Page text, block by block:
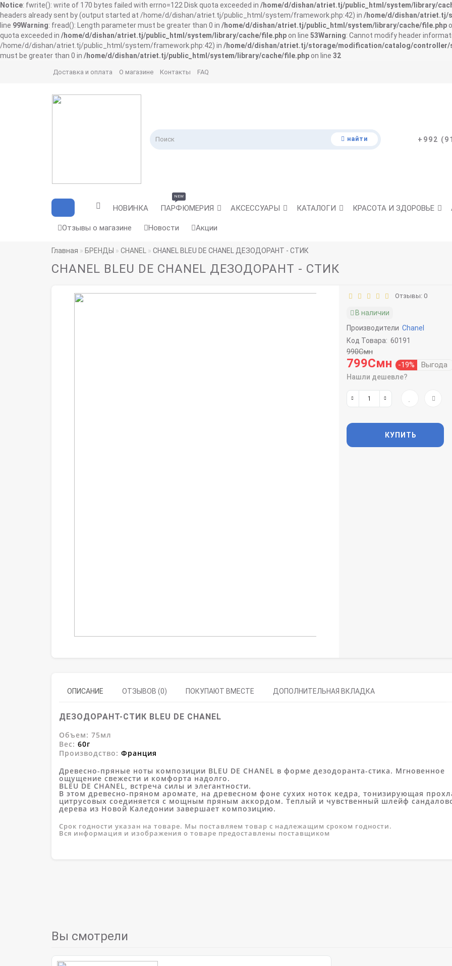
Notice: fwrite(): write of 170 bytes failed with errno=122 Disk quota exceeded in /home/d/dishan/atriet.tj/public_html/system/library/
headers already sent by (output started at /home/d/dishan/atriet.tj/public_html/system/framework.php:42) in /home/d/dishan/
line 99Warning: fread(): Length parameter must be greater than 0 in /home/d/dishan/atriet.tj/public_html/system/library/cache/file.php
quota exceeded in /home/d/dishan/atriet.tj/public_html/system/library/cache/file.php on line 53Warning: Cannot modify header
/home/d/dishan/atriet.tj/public_html/system/framework.php:42) in /home/d/dishan/atriet.tj/storage/modification/catalog/controller/
must be greater than 0 in /home/d/dishan/atriet.tj/public_html/system/library/cache/file.php on line 32
Доставка и оплата О магазине Контакты FAQ
найти +992
НОВИНКА ПАРФЮМЕРИЯ
NEW
АКСЕССУАРЫ КАТАЛОГИ КРАСОТА И ЗДОРОВЬЕ
Отзывы о магазине Новости Акции
Главная БРЕНДЫ CHANEL CHANEL BLEU DE CHANEL ДЕЗОДОРАНТ - СТИК
CHANEL BLEU DE CHANEL ДЕЗОДОРАНТ - СТИК
Отзывы: 0
В наличии
Производители Chanel
Код Товара: 60191
990Смн
799Смн -19% Выгода
Нашли дешевле?
КУПИТЬ
ОПИСАНИЕ ОТЗЫВОВ (0) ПОКУПАЮТ ВМЕСТЕ ДОПОЛНИТЕЛЬНАЯ ВКЛАДКА
ДЕЗОДОРАНТ-СТИК BLEU DE CHANEL
Объем: 75мл
Вес: 60г
Производство: Франция
Древесно-пряные ноты композиции BLEU DE CHANEL в форме дезодоранта-стика. Мгновенное
ощущение свежести и комфорта надолго.
BLEU DE CHANEL, встреча силы и элегантности.
В этом древесно-пряном аромате, на древесном фоне сухих ноток кедра, тонизирующая
цитрусовых соединяется с мощным пряным аккордом. Теплый и чувственный шлейф
дерева из Новой Каледонии завершает композицию.
Срок годности указан на товаре. Мы поставляем товар с надлежащим сроком годности.
Вся информация и изображения о товаре предоставлены поставщиком
Вы смотрели